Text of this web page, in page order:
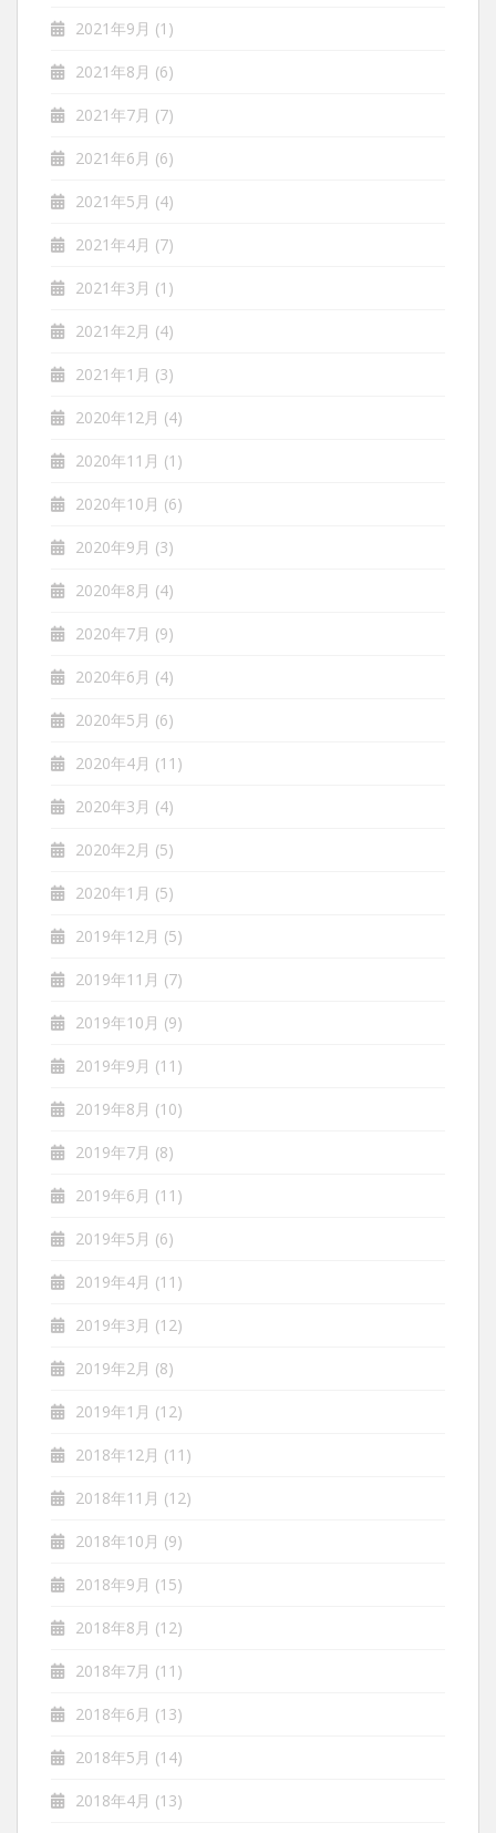
2021年9月 (1)
2021年8月 (6)
2021年7月 (7)
2021年6月 (6)
2021年5月 (4)
2021年4月 (7)
2021年3月 (1)
2021年2月 (4)
2021年1月 (3)
2020年12月 (4)
2020年11月 (1)
2020年10月 (6)
2020年9月 (3)
2020年8月 (4)
2020年7月 (9)
2020年6月 (4)
2020年5月 (6)
2020年4月 (11)
2020年3月 (4)
2020年2月 (5)
2020年1月 (5)
2019年12月 (5)
2019年11月 (7)
2019年10月 (9)
2019年9月 (11)
2019年8月 (10)
2019年7月 (8)
2019年6月 (11)
2019年5月 (6)
2019年4月 (11)
2019年3月 (12)
2019年2月 (8)
2019年1月 (12)
2018年12月 (11)
2018年11月 (12)
2018年10月 (9)
2018年9月 (15)
2018年8月 (12)
2018年7月 (11)
2018年6月 (13)
2018年5月 (14)
2018年4月 (13)